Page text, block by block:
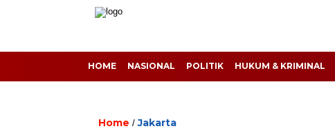
HOME NASIONAL POLITIK HUKUM & KRIMINAL
Home /Jakarta